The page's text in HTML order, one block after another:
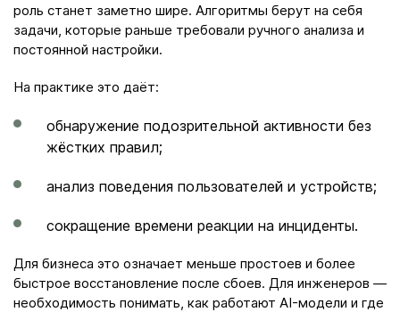
роль станет заметно шире. Алгоритмы берут на себя
задачи, которые раньше требовали ручного анализа и
постоянной настройки.
На практике это даёт:
обнаружение подозрительной активности без
жёстких правил;
анализ поведения пользователей и устройств;
сокращение времени реакции на инциденты.
Для бизнеса это означает меньше простоев и более
быстрое восстановление после сбоев. Для инженеров —
необходимость понимать, как работают AI-модели и где